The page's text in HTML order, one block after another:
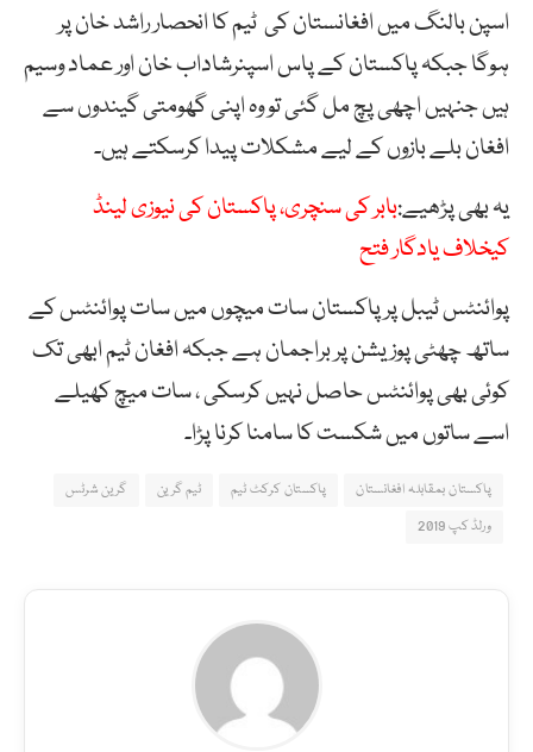
اسپن بالنگ میں افغانستان کی ٹیم کا انحصار راشد خان پر
ہوگا جبکہ پاکستان کے پاس اسپنرشاداب خان اور عماد وسیم
ہیں جنہیں اچھی پچ مل گئی تو وہ اپنی گھومتی گیندوں سے
افغان بلے بازوں کے لیے مشکلات پیدا کرسکتے ہیں۔
یہ بھی پڑھیے:بابر کی سنچری، پاکستان کی نیوزی لینڈ
کیخلاف یادگار فتح
پوائنٹس ٹیبل پر پاکستان سات میچوں میں سات پوائنٹس کے
ساتھ چھٹی پوزیشن پر براجمان ہے جبکہ افغان ٹیم ابھی تک
کوئی بھی پوائنٹس حاصل نہیں کرسکی ، سات میچ کھیلے
اسے ساتوں میں شکست کا سامنا کرنا پڑا۔
پاکستان بمقابلہ افغانستان پاکستان کرکٹ ٹیم ٹیم گرین
گرین شرٹس
ورلڈ کپ 2019